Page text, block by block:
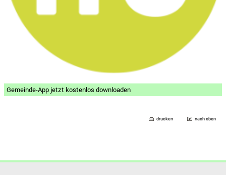
Gemeinde-App jetzt kostenlos downloaden
drucken nach oben